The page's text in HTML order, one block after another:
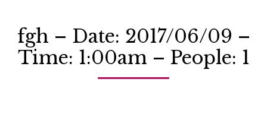
fgh – Date: 2017/06/09 –
Time: 1:00am – People: 1